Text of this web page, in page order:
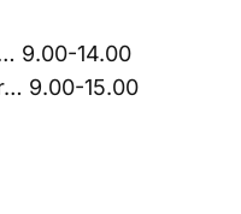
9.00-14.00
9.00-15.00